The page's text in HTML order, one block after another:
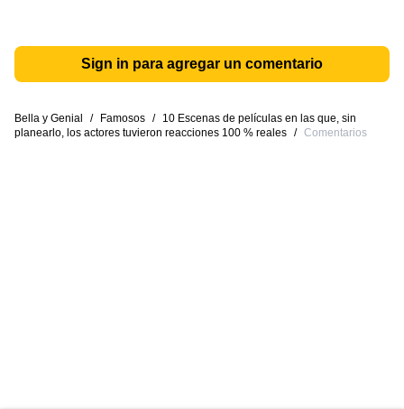
Sign in para agregar un comentario
Bella y Genial / Famosos /
10 Escenas de películas en las que, sin
planearlo, los actores tuvieron reacciones 100 % reales / Comentarios